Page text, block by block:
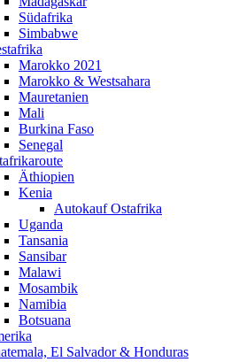
Südafrika
Simbabwe
Marokko 2021
Marokko & Westsahara
Mauretanien
Mali
Burkina Faso
Senegal
Äthiopien
Kenia
Autokauf Ostafrika
Uganda
Tansania
Sansibar
Malawi
Mosambik
Namibia
Botsuana
El Salvador & Honduras